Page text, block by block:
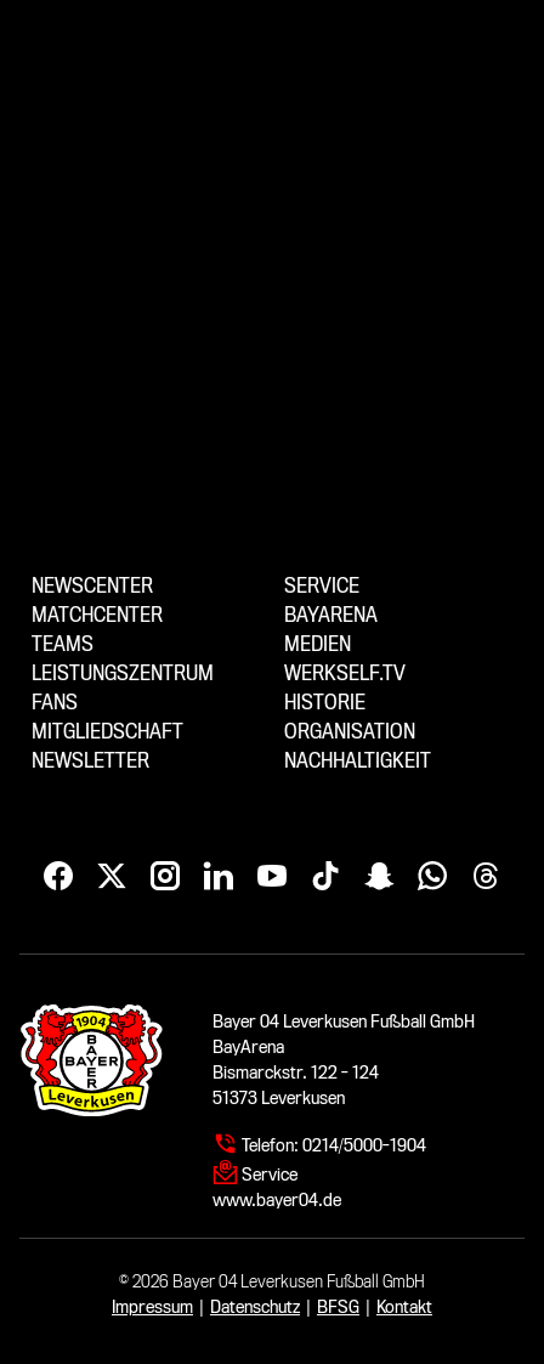
NEWSCENTER
MATCHCENTER
TEAMS
LEISTUNGSZENTRUM
FANS
MITGLIEDSCHAFT
NEWSLETTER
SERVICE
BAYARENA
MEDIEN
WERKSELF.TV
HISTORIE
ORGANISATION
NACHHALTIGKEIT
Bayer 04 Leverkusen Fußball GmbH
BayArena
Bismarckstr. 122 - 124
51373 Leverkusen
Telefon: 0214/5000-1904
Service
www.bayer04.de
© 2026 Bayer 04 Leverkusen Fußball GmbH
Impressum
Datenschutz BFSG Kontakt